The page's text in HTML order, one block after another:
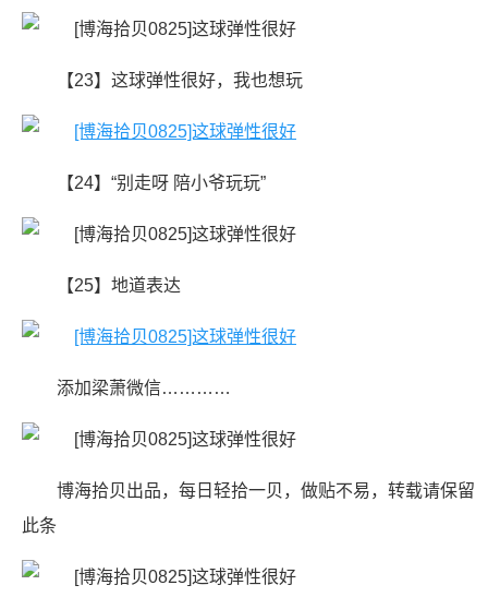
【23】这球弹性很好，我也想玩
【24】“别走呀 陪小爷玩玩”
【25】地道表达
添加梁萧微信…………
博海拾贝出品，每日轻拾一贝，做贴不易，转载请保留
此条